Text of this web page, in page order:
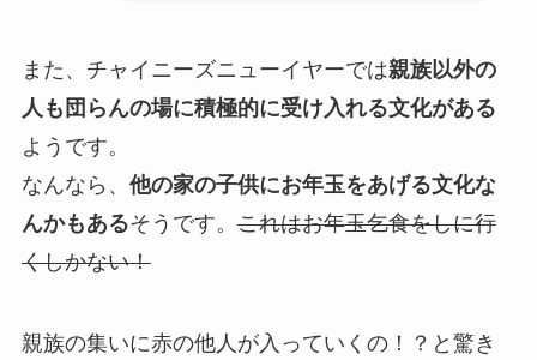
また、チャイニーズニューイヤーでは親族以外の
人も団らんの場に積極的に受け入れる文化がある
ようです。
なんなら、 他の家の子供にお年玉をあげる文化な
んかもあるそうです。 これはお年玉乞食をしに行
くしかない！
親族の集いに赤の他人が入っていくの！？と驚き